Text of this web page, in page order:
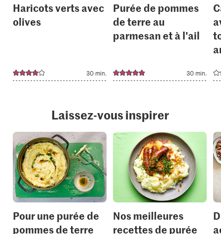
Haricots verts avec
olives
30 min.
Purée de pommes
de terre au
parmesan et à l'ail
30 min.
Laissez-vous inspirer
Pour une purée de
pommes de terre
Nos meilleures
recettes de purée